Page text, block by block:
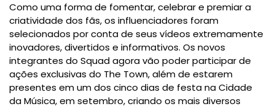
Como uma forma de fomentar, celebrar e premiar a
criatividade dos fãs, os influenciadores foram
selecionados por conta de seus vídeos extremamente
inovadores, divertidos e informativos. Os novos
integrantes do Squad agora vão poder participar de
ações exclusivas do The Town, além de estarem
presentes em um dos cinco dias de festa na Cidade
da Música, em setembro, criando os mais diversos